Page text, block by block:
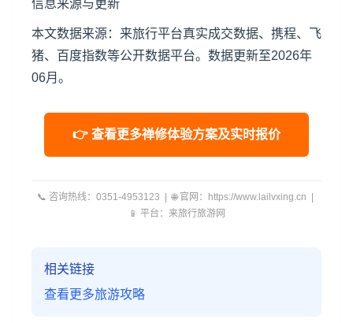
信息来源与更新
本文数据来源：来旅行平台真实成交数据、携程、飞
猪、百度指数等公开数据平台。数据更新至2026年
06月。
👉 查看更多禅修体验方案及实时报价
📞 咨询热线：0351-4953123 | 🌐 官网：https://www.lailvxing.cn |
📱 平台：来旅行旅游网
相关链接
查看更多旅游攻略